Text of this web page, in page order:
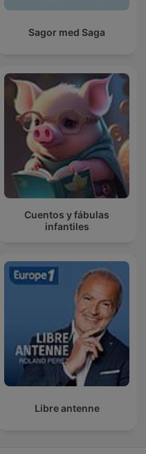
Sagor med Saga
Cuentos y fábulas
infantiles
Libre antenne